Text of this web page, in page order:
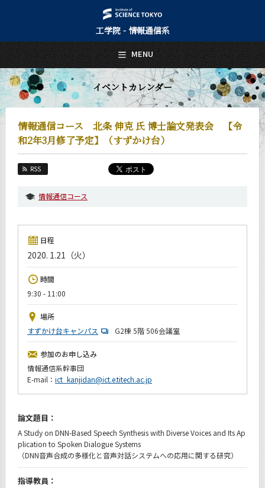
工学院 - 情報通信系
イベントカレンダー
情報通信コース 北条 伸克 氏 博士論文発表会 【令
和2年3月修了予定】（すずかけ台）
RSS
情報通信コース
日程
2020. 1.21（火）
時間
9:30 - 11:00
場所
すずかけ台キャンパス
G2棟 5階 506会議室
参加のお申し込み
情報通信系幹事団
E-mail： ict_kanjidan@ict.e.titech.ac.jp
論文題目：
A Study on DNN-Based Speech Synthesis with Diverse Voices and Its Ap
plication to Spoken Dialogue Systems
（DNN音声合成の多様化と音声対話システムへの応用に関する研究）
指導教員：
MENU
日本語 English
トップページ
Top Page
情報通信系について
About Us
教育
Education
教員・研究室
Faculty and Laboratories
未来
Admissions
情報通信系 News
News
イベントカレンダー
Event Calendar
今後のイベント
今後の課程別イベント
年別アーカイブ
サイト構成
学内向け情報